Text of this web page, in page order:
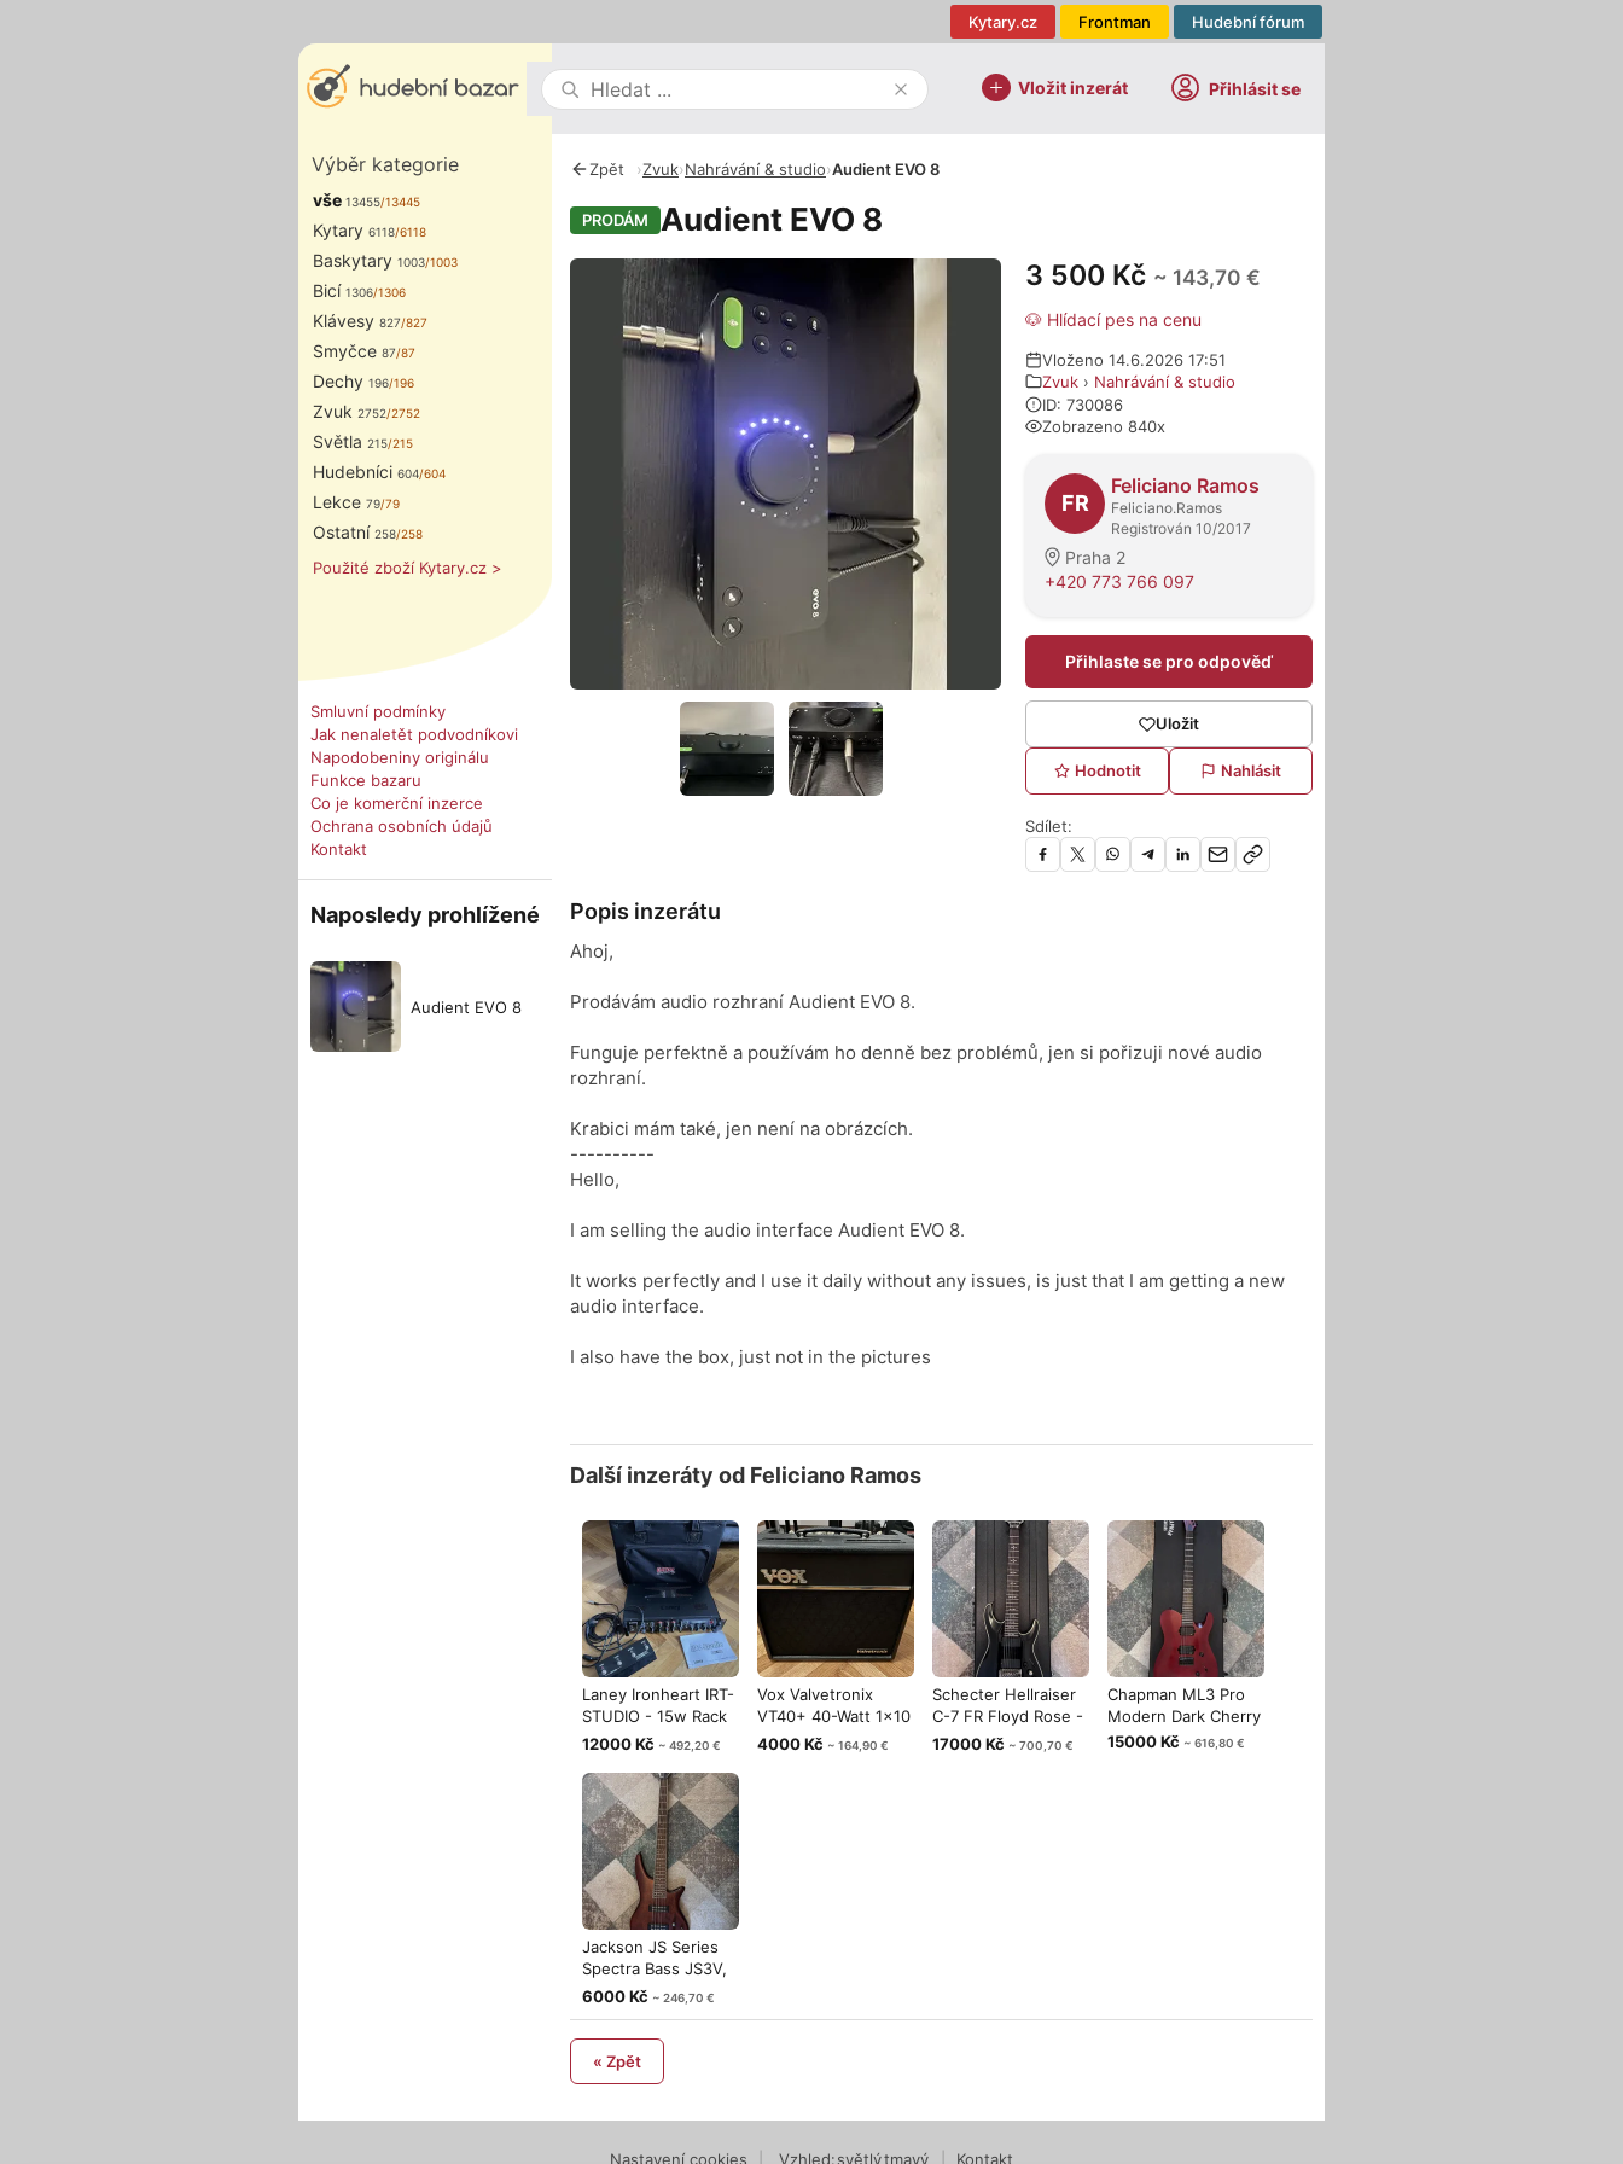
Hudební fórum
Frontman
Kytary.cz
Vložit inzerát Přihlásit se
Výběr kategorie
vše 13455/13445
Kytary 6118/6118
Baskytary 1003/1003
Bicí 1306/1306
Klávesy 827/827
Smyčce 87/87
Dechy 196/196
Zvuk 2752/2752
Světla 215/215
Hudebníci 604/604
Lekce 79/79
Ostatní 258/258
Použité zboží Kytary.cz >
Smluvní podmínky
Jak nenaletět podvodníkovi
Napodobeniny originálu
Funkce bazaru
Co je komerční inzerce
Ochrana osobních údajů
Kontakt
Naposledy prohlížené
Audient EVO 8
Zpět ›Zvuk›Nahrávání & studio›Audient EVO 8
PRODÁM Audient EVO 8
Fotografie 3 500 Kč ~ 143,70 €
🐶 Hlídací pes na cenu
Vloženo 14.6.2026 17:51
Zvuk › Nahrávání & studio
ID: 730086
Zobrazeno 840x
O prodejci
FR
Feliciano Ramos
Feliciano.Ramos
Registrován 10/2017
Praha 2
+420 773 766 097
Přihlaste se pro odpověď
Uložit
Hodnotit Nahlásit
Sdílet:
Popis inzerátu
Ahoj,
Prodávám audio rozhraní Audient EVO 8.
Funguje perfektně a používám ho denně bez problémů, jen si pořizuji nové audio
rozhraní.
Krabici mám také, jen není na obrázcích.
----------
Hello,
I am selling the audio interface Audient EVO 8.
It works perfectly and I use it daily without any issues, is just that I am getting a new
audio interface.
I also have the box, just not in the pictures
Další inzeráty od Feliciano Ramos
Laney Ironheart IRT-
STUDIO - 15w Rack
amp
12000 Kč ~ 492,20 €
Vox Valvetronix
VT40+ 40-Watt 1x10
Modeling G
4000 Kč ~ 164,90 €
Schecter Hellraiser
C-7 FR Floyd Rose -
Black
17000 Kč ~ 700,70 €
Chapman ML3 Pro
Modern Dark Cherry
15000 Kč ~ 616,80 €
Jackson JS Series
Spectra Bass JS3V,
Walnut S
6000 Kč ~ 246,70 €
« Zpět
Nastavení cookies Vzhled:světlýtmavý Kontakt